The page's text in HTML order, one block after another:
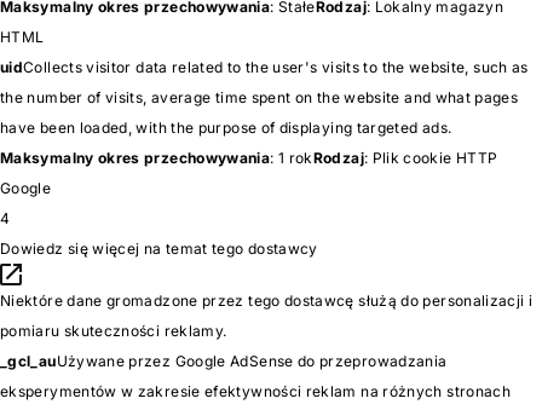
Maksymalny okres przechowywania: StałeRodzaj: Lokalny magazyn
HTML
uidCollects visitor data related to the user's visits to the website, such as
the number of visits, average time spent on the website and what pages
have been loaded, with the purpose of displaying targeted ads.
Maksymalny okres przechowywania: 1 rokRodzaj: Plik cookie HTTP
Google
4
Dowiedz się więcej na temat tego dostawcy
Niektóre dane gromadzone przez tego dostawcę służą do personalizacji i
pomiaru skuteczności reklamy.
_gcl_auUżywane przez Google AdSense do przeprowadzania
eksperymentów w zakresie efektywności reklam na różnych stronach